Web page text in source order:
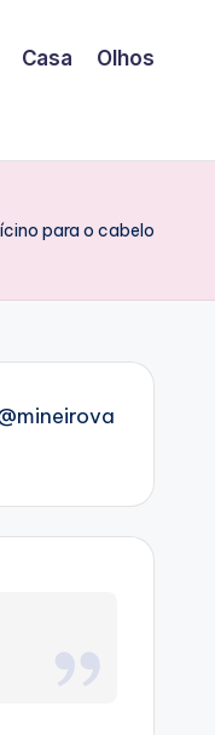
Casa Olhos
para o cabelo